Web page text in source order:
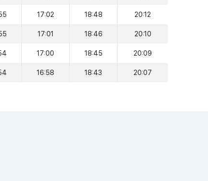
17:02 18:48 20:12
17:01 18:46 20:10
17:00 18:45 20:09
16:58 18:43 20:07